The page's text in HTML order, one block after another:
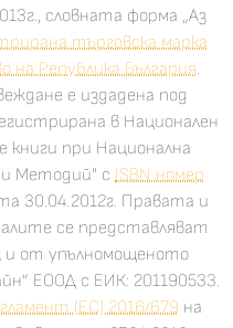
словната форма „Аз
търговска марка
Република България.
е издадена под
в Национален
книги при Национална
и Методий" с ISBN номер
30.04.2012г. Правата и
се представляват
и от упълномощеното
ЕООД с ЕИК: 201190533.
(ЕС) 2016/679 на